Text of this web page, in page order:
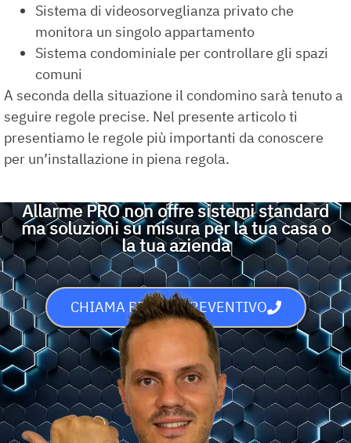
Sistema di videosorveglianza privato che
monitora un singolo appartamento
Sistema condominiale per controllare gli spazi
comuni
A seconda della situazione il condomino sarà tenuto a
seguire regole precise. Nel presente articolo ti
presentiamo le regole più importanti da conoscere
per un’installazione in piena regola.
Allarme PRO non offre sistemi standard
ma soluzioni su misura per la tua casa o
la tua azienda
CHIAMA PER UN PREVENTIVO